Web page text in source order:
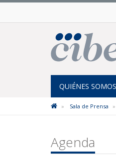
QUIÉNES SOMOS
Sala de Prensa
Agenda